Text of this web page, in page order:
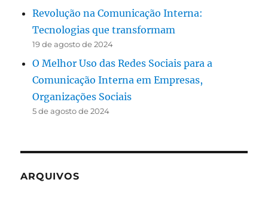
Revolução na Comunicação Interna:
Tecnologias que transformam
19 de agosto de 2024
O Melhor Uso das Redes Sociais para a
Comunicação Interna em Empresas,
Organizações Sociais
5 de agosto de 2024
ARQUIVOS